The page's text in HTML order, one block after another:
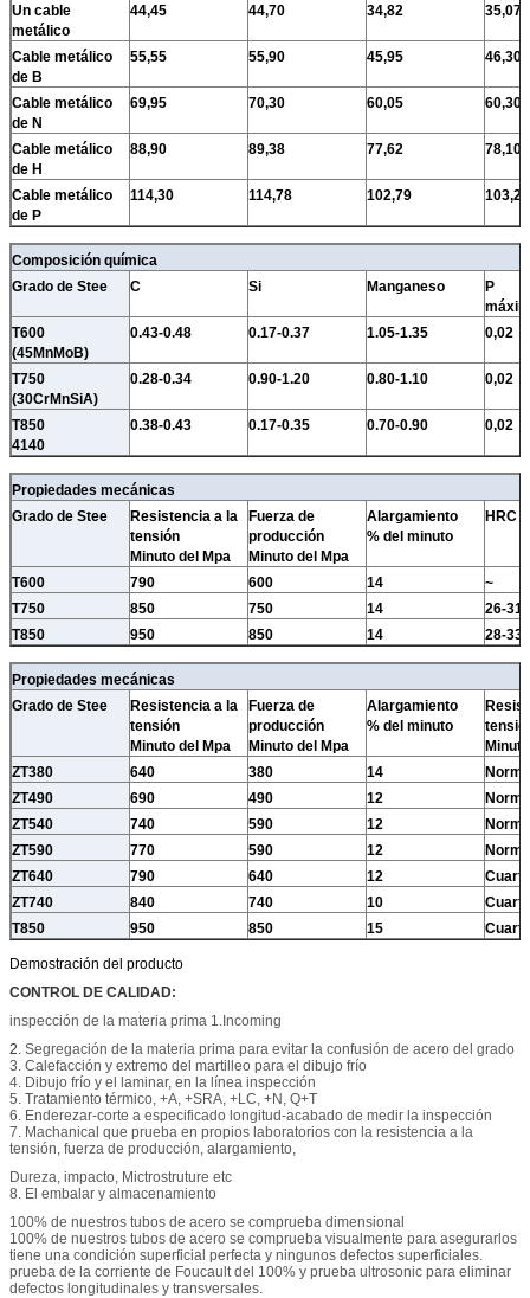
Un cable
metálico
44,45 44,70 34,82 35,07
Cable metálico
de B
55,55 55,90 45,95 46,30
Cable metálico
de N
69,95 70,30 60,05 60,30
Cable metálico
de H
88,90 89,38 77,62 78,10
Cable metálico
de P
114,30 114,78 102,79 103,27
Composición química
Grado de Stee
C Si Manganeso
P
T600
(45MnMoB)
0.43-0.48 0.17-0.37 1.05-1.35 0,02
T750
(30CrMnSiA)
0.28-0.34 0.90-1.20 0.80-1.10 0,02
T850
4140
0.38-0.43 0.17-0.35 0.70-0.90 0,02
Propiedades mecánicas
Grado de Stee
Resistencia a la
tensión
Minuto del Mpa
Fuerza de
producción
Minuto del Mpa
Alargamiento
% del minuto
HRC
T600 790 600 14
~
T750
850 750 14
26-31
T850
950 850 14 28-33
Propiedades mecánicas
Grado de Stee
Resistencia a la
tensión
Minuto del Mpa
Fuerza de
producción
Minuto del Mpa
Alargamiento
% del minuto
ZT380
640 380 14
ZT490
690 490 12
ZT540
740 590 12
ZT590
770 590 12
ZT640
790 640 12
ZT740
840 740 10
T850
950 850 15
Demostración del producto
CONTROL DE CALIDAD:
inspección de la materia prima 1.Incoming
2. Segregación de la materia prima para evitar la confusión de acero del grado
3. Calefacción y extremo del martilleo para el dibujo frío
4. Dibujo frío y el laminar, en la línea inspección
5. Tratamiento térmico, +A, +SRA, +LC, +N, Q+T
6. Enderezar-corte a especificado longitud-acabado de medir la inspección
7. Machanical que prueba en propios laboratorios con la resistencia a la
tensión, fuerza de producción, alargamiento,
Dureza, impacto, Mictrostruture etc
8. El embalar y almacenamiento
100% de nuestros tubos de acero se comprueba dimensional
100% de nuestros tubos de acero se comprueba visualmente para asegurarlos
tiene una condición superficial perfecta y ningunos defectos superficiales.
prueba de la corriente de Foucault del 100% y prueba ultrosonic para eliminar
defectos longitudinales y transversales.